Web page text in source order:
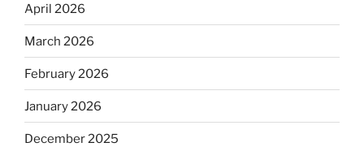
April 2026
March 2026
February 2026
January 2026
December 2025